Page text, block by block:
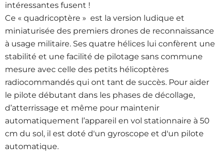
intéressantes fusent !
Ce « quadricoptère » est la version ludique et
miniaturisée des premiers drones de reconnaissance
à usage militaire. Ses quatre hélices lui confèrent une
stabilité et une facilité de pilotage sans commune
mesure avec celle des petits hélicoptères
radiocommandés qui ont tant de succès. Pour aider
le pilote débutant dans les phases de décollage,
d’atterrissage et même pour maintenir
automatiquement l’appareil en vol stationnaire à 50
cm du sol, il est doté d'un gyroscope et d'un pilote
automatique.